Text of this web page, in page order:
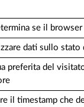
se il
dati sullo stato
preferita del
il timestamp che